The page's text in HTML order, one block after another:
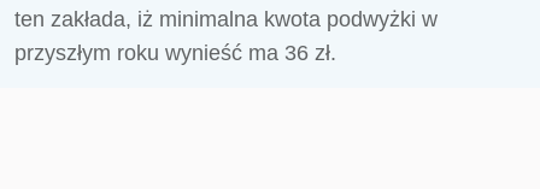
ten zakłada, iż minimalna kwota podwyżki w
przyszłym roku wynieść ma 36 zł.